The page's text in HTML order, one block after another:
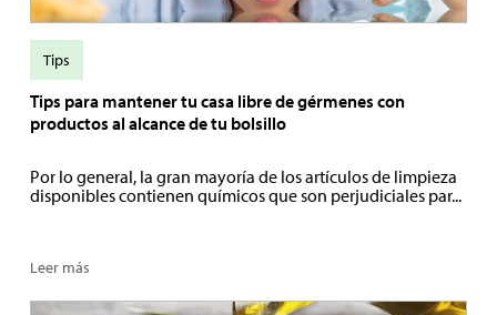
Tips para mantener tu casa libre de gérmenes con
productos al alcance de tu bolsillo
Por lo general, la gran mayoría de los artículos de limpieza
disponibles contienen químicos que son perjudiciales par...
Leer más
Tips